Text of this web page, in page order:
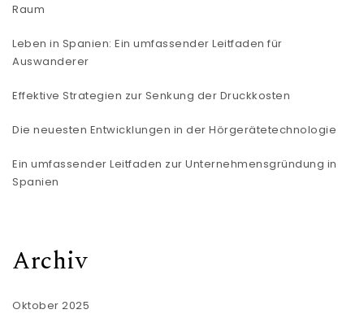
Raum
Leben in Spanien: Ein umfassender Leitfaden für
Auswanderer
Effektive Strategien zur Senkung der Druckkosten
Die neuesten Entwicklungen in der Hörgerätetechnologie
Ein umfassender Leitfaden zur Unternehmensgründung in
Spanien
Archiv
Oktober 2025